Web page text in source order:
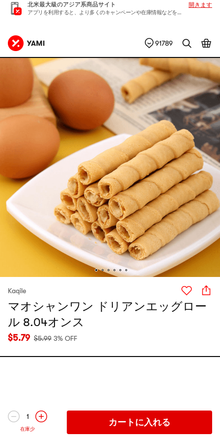
北米最大級のアジア系商品サイト
アプリを利用すると、より多くのキャンペーンや在庫情報などを入手できます
開きます
91789
Kaqile
マオシャンワン ドリアンエッグロー
ル 8.04オンス
$5.79 $5.99 3% OFF
1
在庫少
カートに入れる